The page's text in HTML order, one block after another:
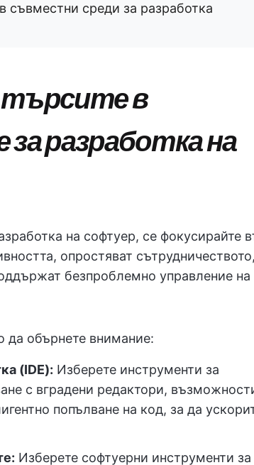
съвместни среди за разработка
търсите в
разработка на
на софтуер, се фокусирайте
опростяват сътрудничеството,
безпроблемно управление на
да обърнете внимание:
(IDE): Изберете инструменти за
с вградени редактори,
попълване на код, за да
Изберете софтуерни инструменти за